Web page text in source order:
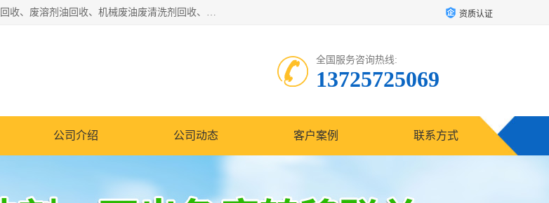
东莞市大岭山莞峰清洗剂经营部拥有的回收加工设备，大量废油回收、废清洗剂回收、废溶剂油回收、机械废油废清洗剂回收、废碳氢回收、碳氢液压油回收、碳氢二氯回收等废清洗剂处理；我们只是提供废旧化工原料的循环使用存放点，执行正规的存放，有正规的回收资质处理。同时我们公司批发零售回收级清洗剂，脱模油再生基础油，质量保证。 资质认证
全国服务咨询热线:
13725725069
公司介绍 公司动态 客户案例 联系方式